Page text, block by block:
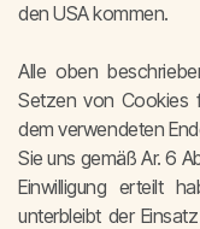
den USA kommen.
Alle oben
Setzen von Cookies
dem verwendeten
Sie uns gemäß Ar. 6
Einwilligung erteilt
unterbleibt der